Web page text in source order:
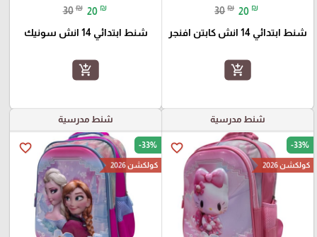
30 ₪ 20 ₪
شنط ابتدائي 14 انش كابتن افنجر
add_shopping_cart
30 ₪ 20 ₪
شنط ابتدائي 14 انش سونيك
add_shopping_cart
شنط مدرسية
favorite_border -33%
كولكشن 2026
شنط مدرسية
favorite_border -33%
كولكشن 2026